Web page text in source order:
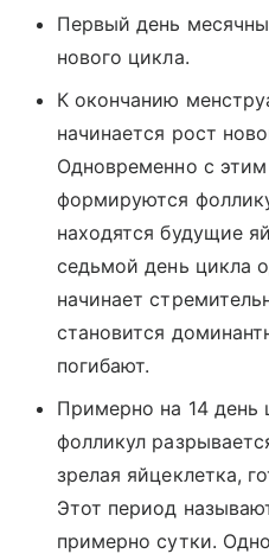
Первый день
нового цикла.
К окончанию
начинается рост
Одновременно с этим
формируются
находятся будущие
седьмой день цикла
начинает
становится
погибают.
Примерно на 14 день
фолликул
зрелая яйцеклетка,
Этот период
примерно сутки.